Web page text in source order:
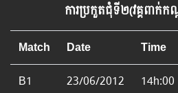
ការ​ប្រកួត​ជុំទី២(វគ្គពាក់ក
Match
Date Time
B1
23/06/2012 14h:00